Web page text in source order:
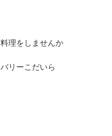
理をしませんか
リーこだいら